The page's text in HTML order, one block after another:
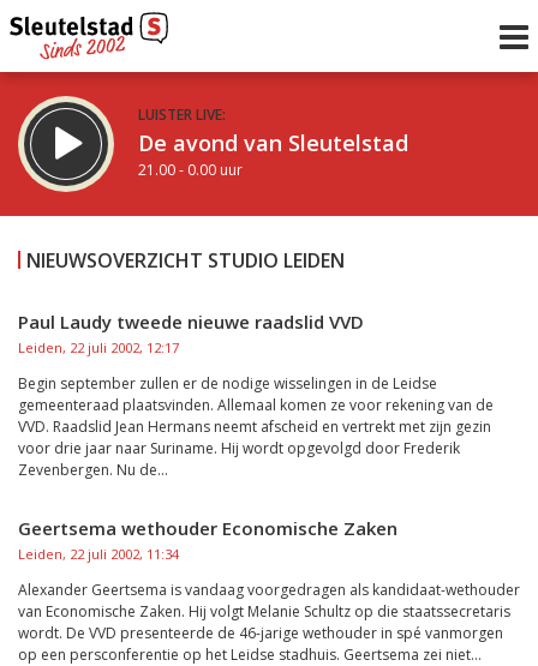
LUISTER LIVE:
De avond van Sleutelstad
21.00 - 0.00 uur
De nacht van Sleutelstad
Inklappen
NIEUWSOVERZICHT STUDIO LEIDEN
Paul Laudy tweede nieuwe raadslid VVD
Leiden, 22 juli 2002, 12:17
Begin september zullen er de nodige wisselingen in de Leidse
gemeenteraad plaatsvinden. Allemaal komen ze voor rekening van de
VVD. Raadslid Jean Hermans neemt afscheid en vertrekt met zijn gezin
voor drie jaar naar Suriname. Hij wordt opgevolgd door Frederik
Zevenbergen. Nu de...
Geertsema wethouder Economische Zaken
Leiden, 22 juli 2002, 11:34
Alexander Geertsema is vandaag voorgedragen als kandidaat-wethouder
van Economische Zaken. Hij volgt Melanie Schultz op die staatssecretaris
wordt. De VVD presenteerde de 46-jarige wethouder in spé vanmorgen
op een persconferentie op het Leidse stadhuis. Geertsema zei niet...